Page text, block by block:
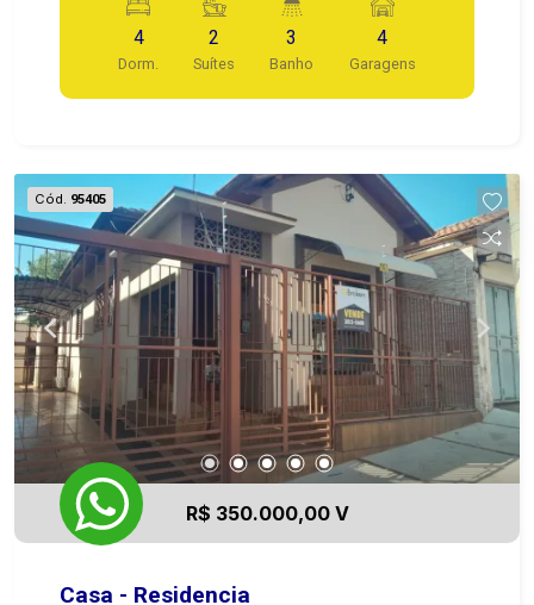
4
Dorm.
2
Suítes
3
Banho
4
Garagens
Cód. 95405
R$ 350.000,00 V
Casa - Residencia